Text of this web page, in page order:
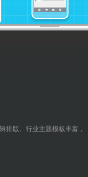
排版。行业主题模板丰富，